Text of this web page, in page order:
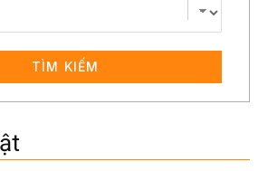
TÌM KIẾM